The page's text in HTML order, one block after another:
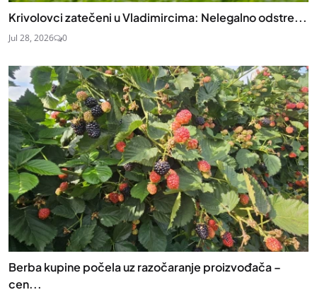
Krivolovci zatečeni u Vladimircima: Nelegalno odstre...
Jul 28, 2026 0
Berba kupine počela uz razočaranje proizvođača –
cen...